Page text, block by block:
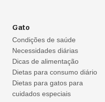
Gato
Condições de saúde
Necessidades diárias
Dicas de alimentação
Dietas para consumo diário
Dietas para gatos para
cuidados especiais